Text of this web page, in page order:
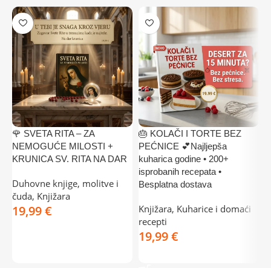
🌹 SVETA RITA – ZA
NEMOGUĆE MILOSTI +
KRUNICA SV. RITA NA DAR
Duhovne knjige, molitve i
čuda, Knjižara
€
🎂 KOLAČI I TORTE BEZ
PEĆNICE 💕Najljepša
kuharica godine • 200+
isprobanih recepata •
Besplatna dostava
Knjižara, Kuharice i domaći
recepti
€